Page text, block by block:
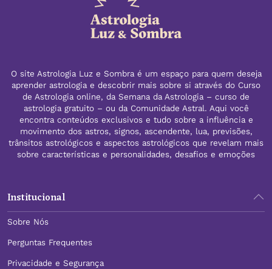
O site Astrologia Luz e Sombra é um espaço para quem deseja
aprender astrologia e descobrir mais sobre si através do Curso
de Astrologia online, da Semana da Astrologia – curso de
astrologia gratuito – ou da Comunidade Astral. Aqui você
encontra conteúdos exclusivos e tudo sobre a influência e
movimento dos astros, signos, ascendente, lua, previsões,
trânsitos astrológicos e aspectos astrológicos que revelam mais
sobre características e personalidades, desafios e emoções
Institucional
Sobre Nós
Perguntas Frequentes
Privacidade e Segurança